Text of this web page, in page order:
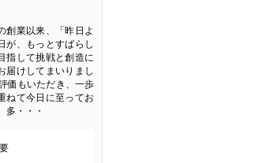
創業以来、「昨日よ
が、もっとすばらし
指して挑戦と創造に
届けしてまいりまし
価もいただき、一歩
ねて今日に至ってお
多・・・